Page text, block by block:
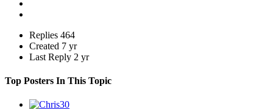
Replies 464
Created 7 yr
Last Reply 2 yr
Top Posters In This Topic